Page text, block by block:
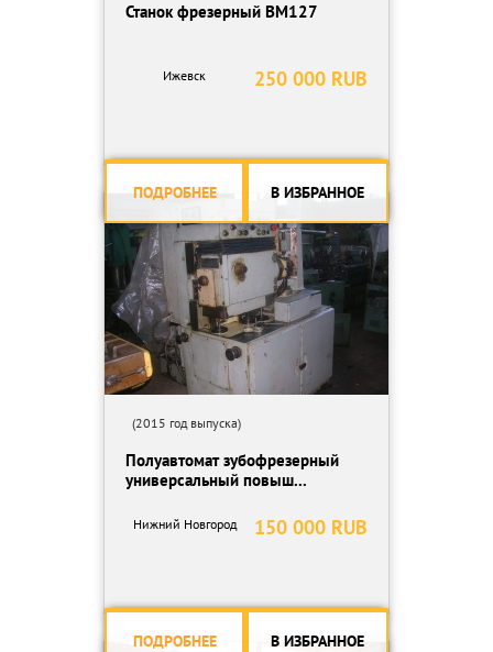
Станок фрезерный ВМ127
250 000 RUB
Ижевск
ПОДРОБНЕЕ В ИЗБРАННОЕ
(2015 год выпуска)
Полуавтомат зубофрезерный
универсальный повыш...
150 000 RUB
Нижний Новгород
ПОДРОБНЕЕ В ИЗБРАННОЕ